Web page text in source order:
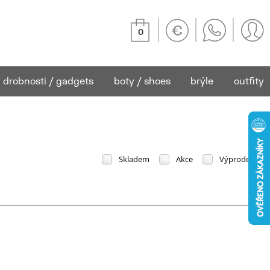
0
drobnosti / gadgets boty / shoes brýle outfity
Skladem Akce Výprodej